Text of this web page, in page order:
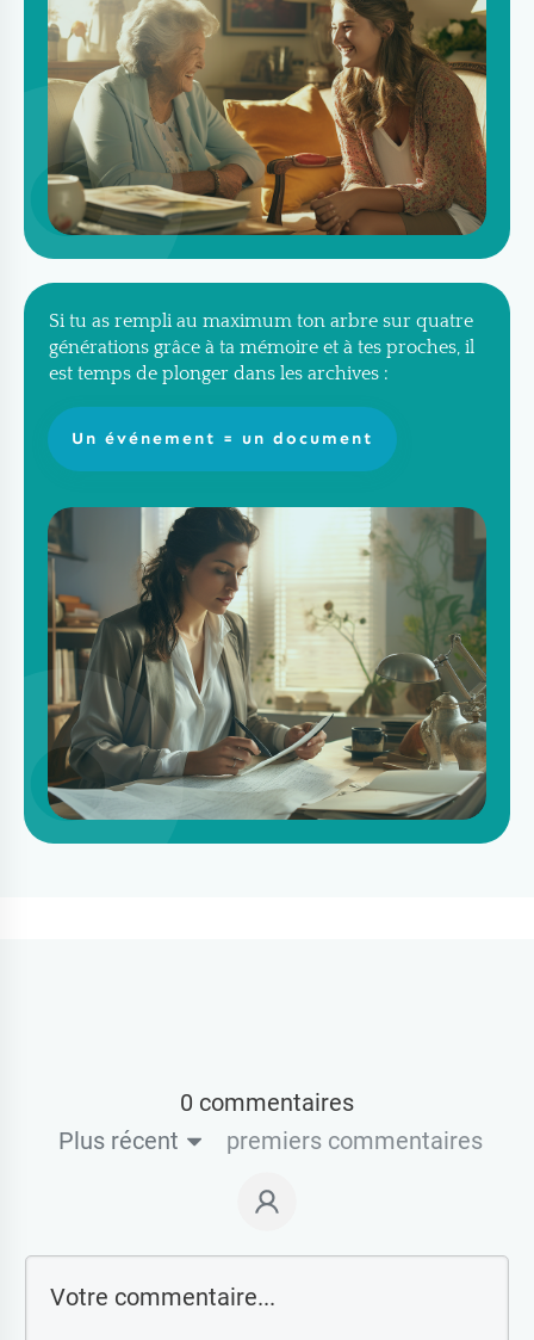
Si tu as rempli au maximum ton arbre sur quatre
générations grâce à ta mémoire et à tes proches, il
est temps de plonger dans les archives :
Un événement = un document
0 commentaires
Plus récent
premiers commentaires